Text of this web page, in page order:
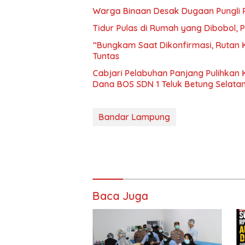
Warga Binaan Desak Dugaan Pungli
Tidur Pulas di Rumah yang Dibobol,
“Bungkam Saat Dikonfirmasi, Rutan
Tuntas
Cabjari Pelabuhan Panjang
Dana BOS SDN 1 Teluk Betung Selatan
Bandar Lampung
Baca Juga